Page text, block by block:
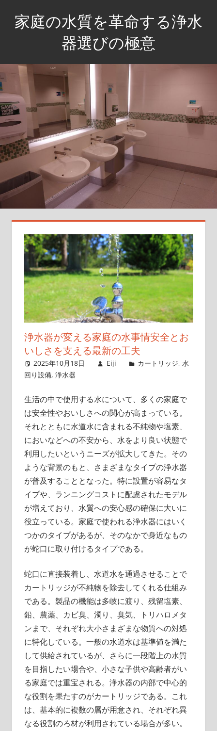
ツ
へ
ス
キ
ッ
プ
家庭の水質を革命する浄水
器選びの極意
安
水、
健
康
な
毎
を
手
う！
浄水器が変える家庭の水事情安全とお
いしさを支える最新の工夫
2025年10月18日 Eiji カートリッジ,水
回り設備, 浄水器
生活の中で使用する水について、多くの家庭で
は安全性やおいしさへの関心が高まっている。
それとともに水道水に含まれる不純物や塩素、
においなどへの不安から、水をより良い状態で
利用したいというニーズが拡大してきた。その
ような背景のもと、さまざまなタイプの浄水器
が普及することとなった。特に設置が容易なタ
イプや、ランニングコストに配慮されたモデル
が増えており、水質への安心感の確保に大いに
役立っている。家庭で使われる浄水器にはいく
つかのタイプがあるが、そのなかで身近なもの
が蛇口に取り付けるタイプである。
蛇口に直接装着し、水道水を通過させることで
カートリッジが不純物を除去してくれる仕組み
である。製品の機能は多岐に渡り、残留塩素、
鉛、農薬、カビ臭、濁り、臭気、トリハロメタ
ンまで、それぞれ大小さまざまな物質への対処
に特化している。一般の水道水は基準値を満た
して供給されているが、さらに一段階上の水質
を目指したい場合や、小さな子供や高齢者がい
る家庭では重宝される。浄水器の内部で中心的
な役割を果たすのがカートリッジである。これ
は、基本的に複数の層が用意され、それぞれ異
なる役割のろ材が利用されている場合が多い。